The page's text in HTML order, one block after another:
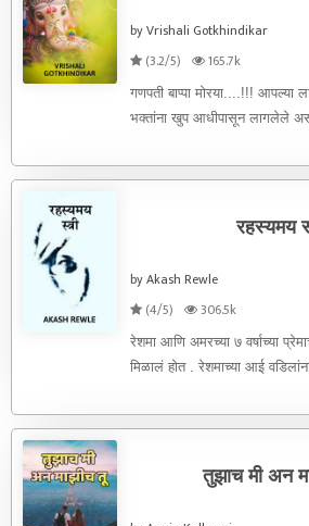
by Vrishali Gotkhindikar
(3.2/5)
165.7k
गणपती बाप्पा मोरया....!!! आपल्या
भक्तांना खुप आधीपासून लागलेले
रहस्यमय
by Akash Rewle
(4/5)
306.5k
रेशमा आणि अमरच्या ७ वर्षाच्या
मिळालं होत . रेशमाच्या आई
तुझाच मी अन